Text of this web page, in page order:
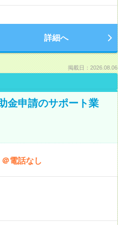
詳細へ
掲載日：2026.08.06
金申請のサポート業
電話なし